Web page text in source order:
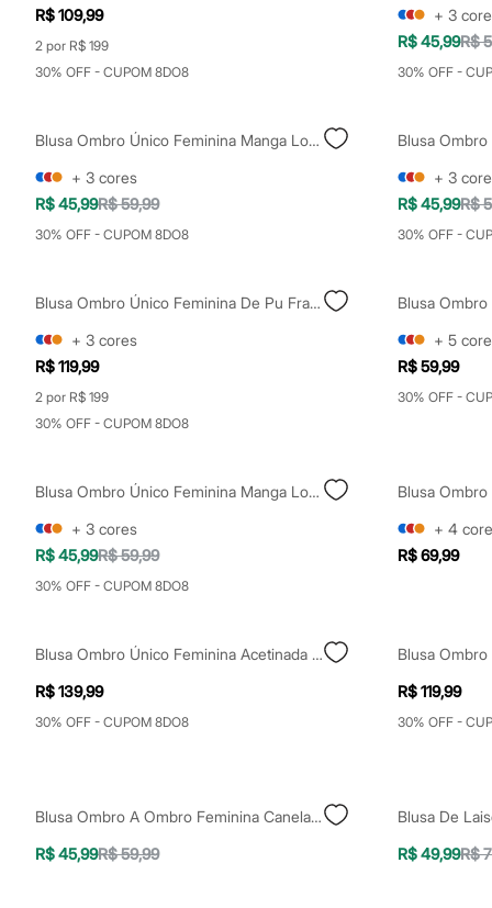
Dia dos Pais
Novidades
Roupas
Calças
Camisetas e Regatas
Casacos e Jaquetas
Jeans
Polos
Acessórios
Carteiras
Óculos
Relógios
Calçados
Botas
Chinelos
Sapatos
Moda esportiva
Bermudas
Camisetas
Calças
Calçados
Cuecas
Meias
Pijamas
Moda praia
Personagens
Casacos e Jaquetas
Jeans
Moda esportiva
R$ 109,99
2 por R$ 199
30% OFF - CUPOM 8DO8
+ 3
R$ 45,99R$
30% OFF -
Blusa Ombro Único Feminina Manga Longa Marrom
+ 3 cores
R$ 45,99R$ 59,99
30% OFF - CUPOM 8DO8
Blusa
+ 3
R$ 45,99R$
30% OFF -
Blusa Ombro Único Feminina De Pu Franzida Preta
+ 3 cores
R$ 119,99
2 por R$ 199
30% OFF - CUPOM 8DO8
+ 5
R$ 59,99
30% OFF -
Blusa Ombro Único Feminina Manga Longa Preta
+ 3 cores
R$ 45,99R$ 59,99
30% OFF - CUPOM 8DO8
+ 4
R$ 69,99
Blusa Ombro Único Feminina Acetinada Mindset Azul
R$ 139,99
30% OFF - CUPOM 8DO8
R$ 119,99
30% OFF -
Blusa Ombro A Ombro Feminina Canelada Listrada Off White
R$ 45,99R$ 59,99
R$ 49,99R$